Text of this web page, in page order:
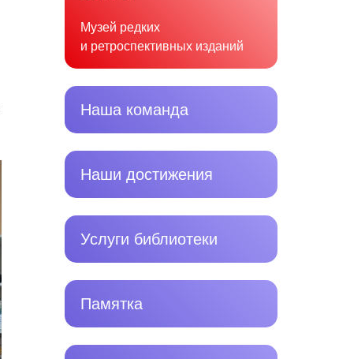
Музей редких
и ретроспективных изданий
Наша команда
Наши достижения
Услуги библиотеки
Памятка